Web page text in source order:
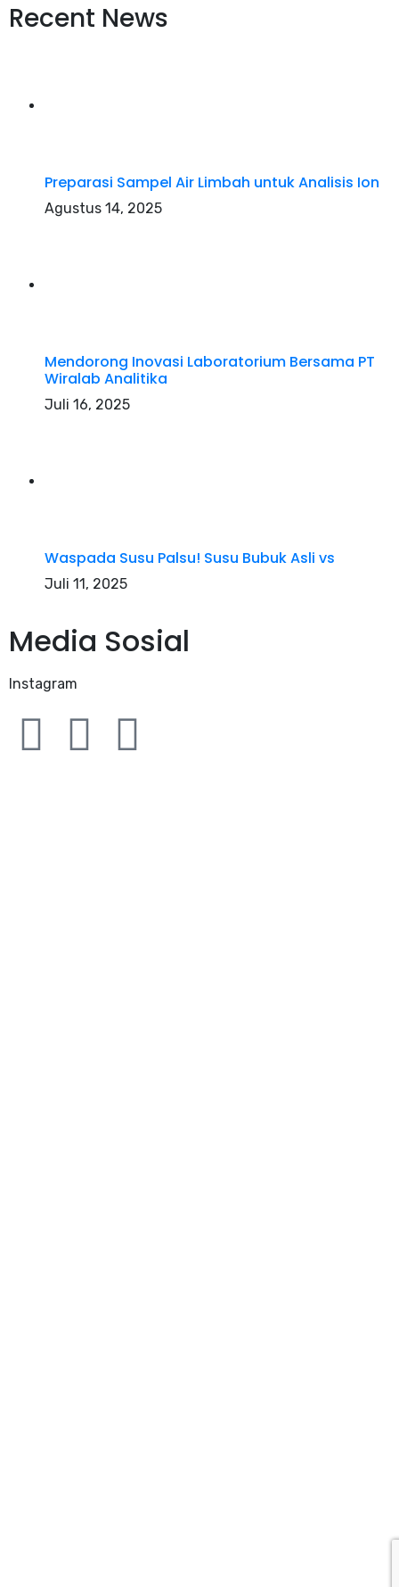
Recent News
Preparasi Sampel Air Limbah untuk Analisis Ion
Agustus 14, 2025
Mendorong Inovasi Laboratorium Bersama PT
Wiralab Analitika
Juli 16, 2025
Waspada Susu Palsu! Susu Bubuk Asli vs
Juli 11, 2025
Media Sosial
Instagram